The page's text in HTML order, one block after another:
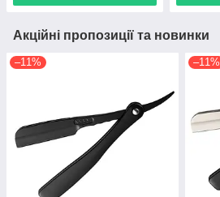
Акційні пропозиції та новинки
–11% –11%